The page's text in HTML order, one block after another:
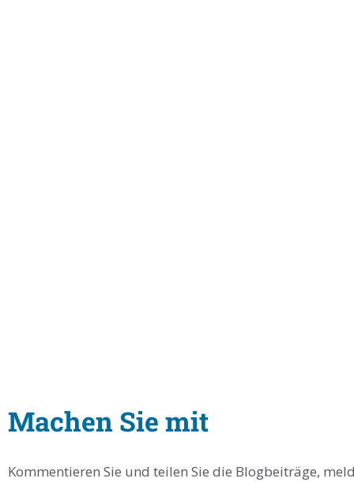
Machen Sie mit
Kommentieren Sie und teilen Sie die Blogbeiträge,